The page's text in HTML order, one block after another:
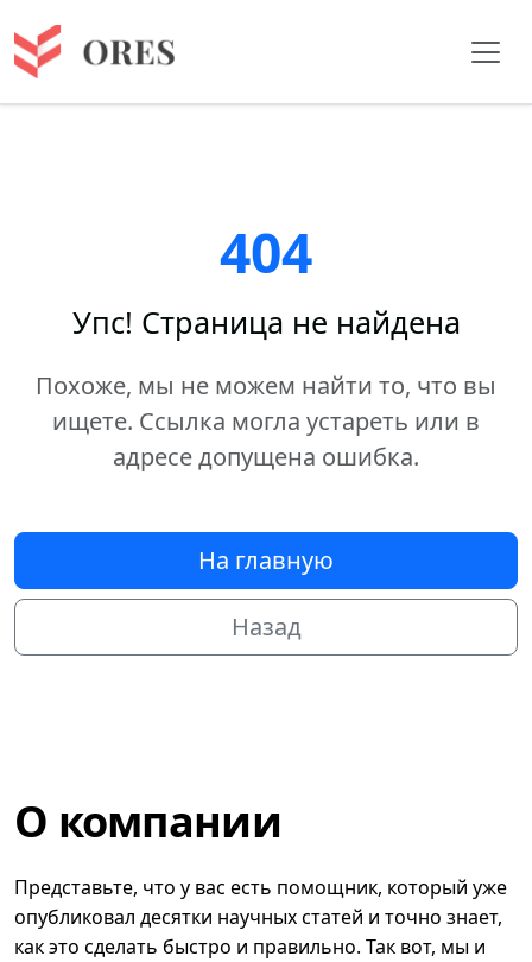
404
Упс! Страница не найдена
Похоже, мы не можем найти то, что вы
ищете. Ссылка могла устареть или в
адресе допущена ошибка.
На главную
Назад
О компании
Представьте, что у вас есть помощник, который уже
опубликовал десятки научных статей и точно знает,
как это сделать быстро и правильно. Так вот, мы и